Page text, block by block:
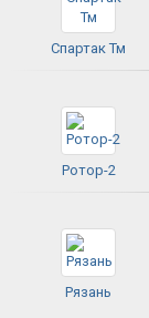
Спартак Тм
Ротор-2
Рязань